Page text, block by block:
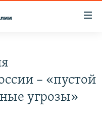
СОПРОТИВЛЕНИЯ
– «пустой
угрозы»